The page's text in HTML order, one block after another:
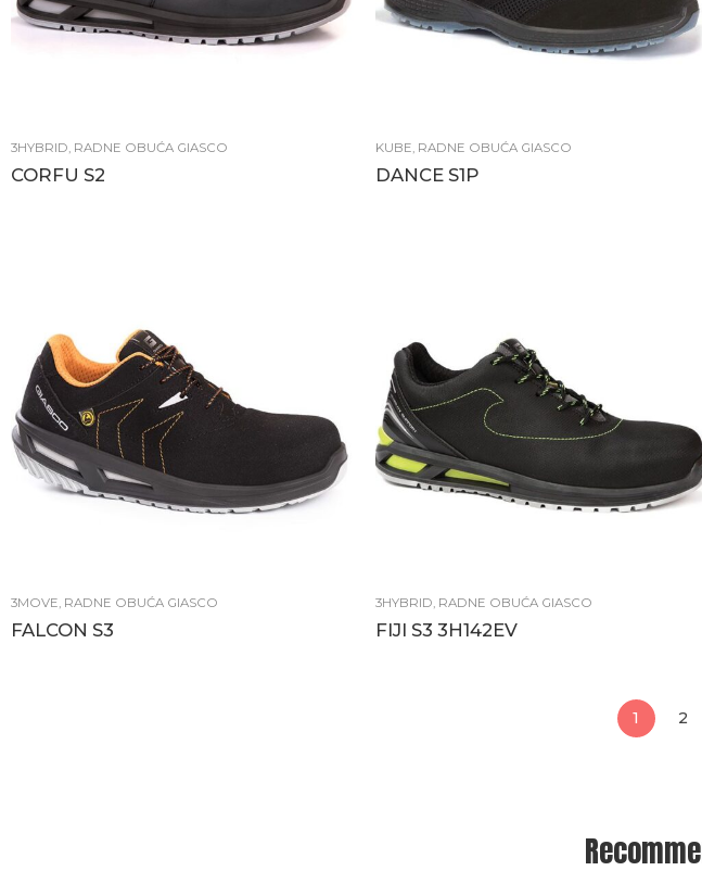
3HYBRID, RADNE OBUĆA GIASCO
CORFU S2
KUBE, RADNE OBUĆA GIASCO
DANCE S1P
3MOVE, RADNE OBUĆA GIASCO
FALCON S3
3HYBRID, RADNE OBUĆA GIASCO
FIJI S3 3H142EV
1 2